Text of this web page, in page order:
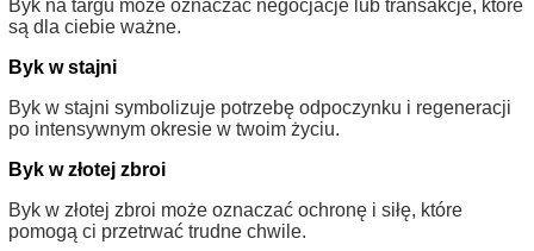
Byk na targu może oznaczać negocjacje lub transakcje, które
są dla ciebie ważne.
Byk w stajni
Byk w stajni symbolizuje potrzebę odpoczynku i regeneracji
po intensywnym okresie w twoim życiu.
Byk w złotej zbroi
Byk w złotej zbroi może oznaczać ochronę i siłę, które
pomogą ci przetrwać trudne chwile.